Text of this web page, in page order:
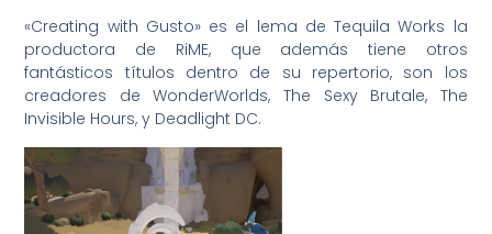
«Creating with Gusto» es el lema de Tequila Works la
productora de RiME, que además tiene otros
fantásticos títulos dentro de su repertorio, son los
creadores de WonderWorlds, The Sexy Brutale, The
Invisible Hours, y Deadlight DC.